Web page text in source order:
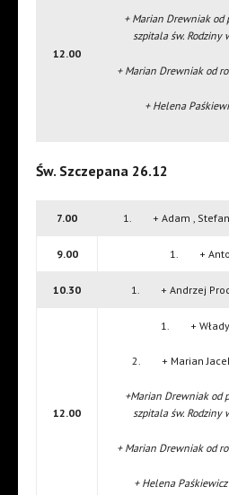
12.00
+ Marian Drewniak
szpitala św. Rodziny
+ Marian Drewniak od
+ Helena
Św. Szczepana 26.12
7.00 1. + Adam ,
9.00 1. +
10.30 1. + Andrzej
12.00
1. +
2. + Marian Jacek
+Marian Drewniak od
szpitala św. Rodziny
+ Marian Drewniak od
+ Helena